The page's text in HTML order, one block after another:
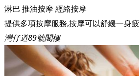
淋巴 推油按摩經絡按摩
灣仔道89號閣樓